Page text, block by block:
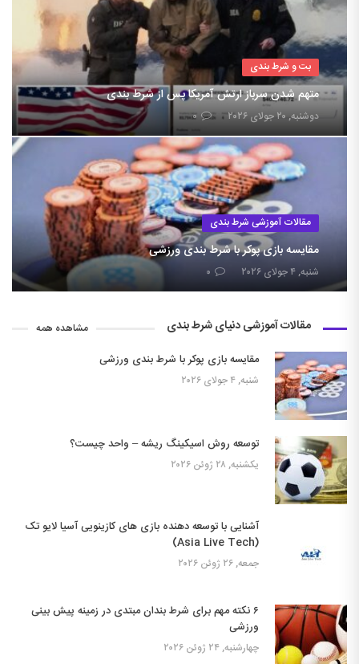
بت و شرط بندی
متهم شدن سرباز ارتش آمریکا پس از شرط بندی
دوشنبه, ۲۰ جولای ۲۰۲۶ ۰
مقالات آموزشی شرط بندی
مقایسه بازی پوکر با شرط بندی ورزشی
شنبه, ۴ جولای ۲۰۲۶ ۰
مقالات آموزشی دنیای شرط بندی مشاهده همه
مقایسه بازی پوکر با شرط بندی ورزشی
شنبه, ۴ جولای ۲۰۲۶
توسعه روش اسیکینگ ریشه – واحد چیست؟
یکشنبه, ۲۸ ژوئن ۲۰۲۶
آشنایی با توسعه دهنده بازی های کازینویی آسیا لایو تک
(Asia Live Tech)
جمعه, ۲۶ ژوئن ۲۰۲۶
۶ نکته مهم برای شرط بندان مبتدی در زمینه پیش بینی
ورزشی
چهارشنبه, ۲۴ ژوئن ۲۰۲۶